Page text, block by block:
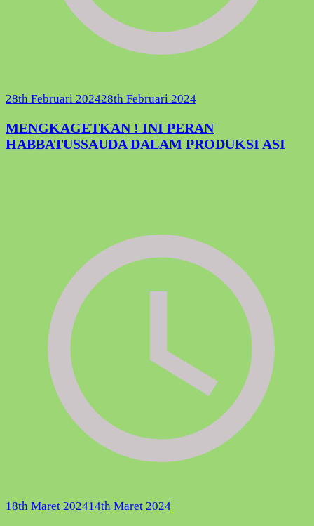
28th Februari 202428th Februari 2024
MENGKAGETKAN ! INI PERAN
HABBATUSSAUDA DALAM PRODUKSI ASI
18th Maret 202414th Maret 2024